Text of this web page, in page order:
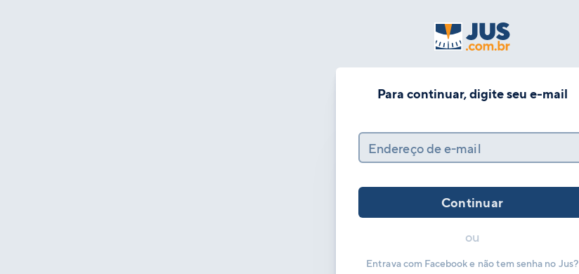
Para continuar, digite seu e-mail
Endereço de e-mail
Continuar
ou
Entrava com Facebook e não tem senha no Jus?